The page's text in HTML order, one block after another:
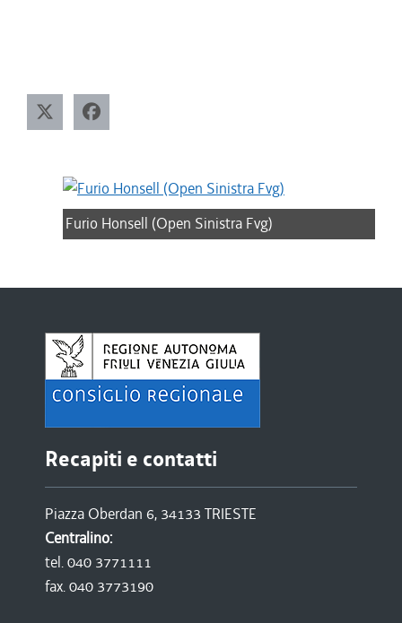
Furio Honsell (Open Sinistra Fvg)
Recapiti e contatti
Piazza Oberdan 6, 34133 TRIESTE
Centralino:
tel. 040 3771111
fax. 040 3773190